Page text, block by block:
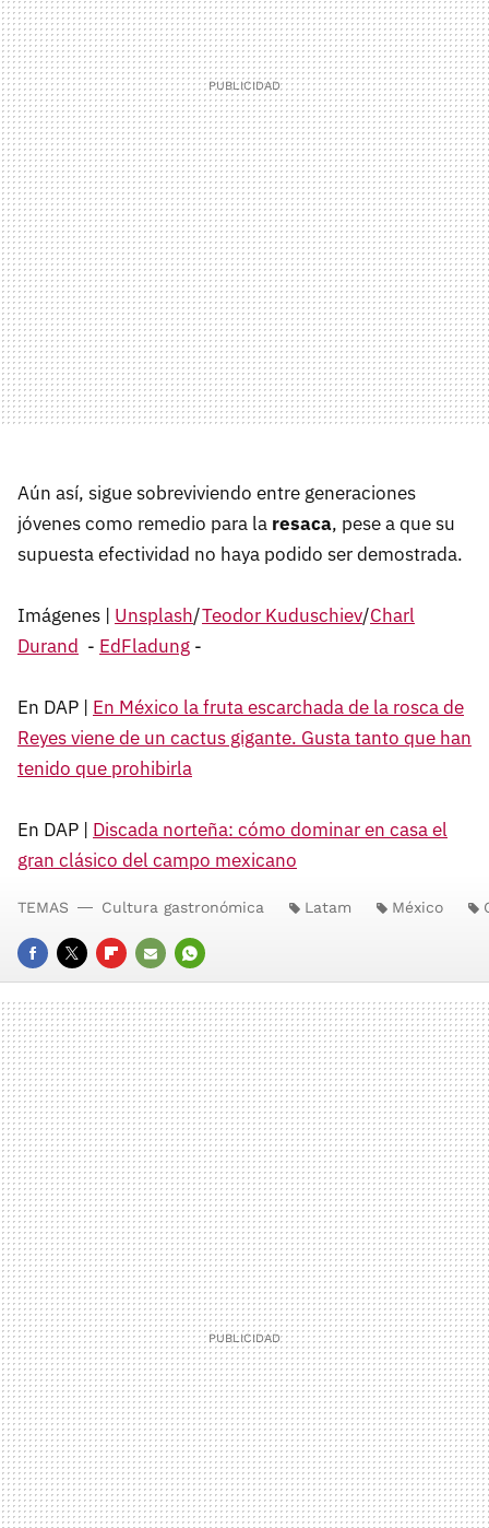
Aún así, sigue sobreviviendo entre generaciones
jóvenes como remedio para la resaca, pese a que su
supuesta efectividad no haya podido ser demostrada.
Imágenes | Unsplash/Teodor Kuduschiev/Charl
Durand - EdFladung -
En DAP | En México la fruta escarchada de la rosca de
Reyes viene de un cactus gigante. Gusta tanto que han
tenido que prohibirla
En DAP | Discada norteña: cómo dominar en casa el
gran clásico del campo mexicano
FACEBOOK
TWITTERFLIPBOARD
E-
MAIL
WHATSAPP
TEMAS Cultura gastronómica Latam México